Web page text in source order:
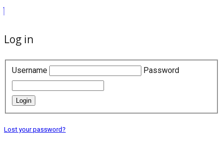
Log in
Username Password
Login
Lost your password?